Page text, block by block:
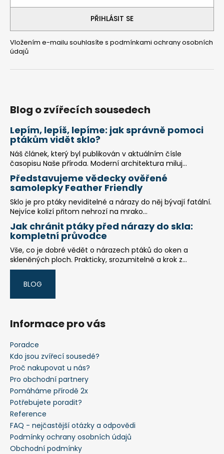
PŘIHLÁSIT SE
Vložením e-mailu souhlasíte s podmínkami ochrany osobních
údajů
Blog o zvířecích sousedech
Lepím, lepíš, lepíme: jak správně pomoci
ptákům vidět sklo?
Náš článek, který byl publikován v aktuálním čísle
časopisu Naše příroda. Moderní architektura miluj...
Představujeme vědecky ověřené
samolepky Feather Friendly
Sklo je pro ptáky neviditelné a nárazy do něj bývají fatální.
Nejvíce kolizí přitom nehrozí na mrako...
Jak chránit ptáky před nárazy do skla:
kompletní průvodce
Vše, co je dobré vědět o nárazech ptáků do oken a
skleněných ploch. Prakticky, srozumitelně a krok z...
BLOG
Informace pro vás
Poradce
Kdo jsou zvířecí sousedé?
Proč nakupovat u nás?
Pro obchodní partnery
Pomáháme přírodě 2x
Potřebujete poradit?
Reference
FAQ - nejčastější otázky a odpovědi
Podmínky ochrany osobních údajů
Obchodní podmínky